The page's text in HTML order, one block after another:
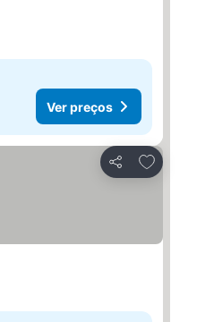
Ver preços
Partilhar
Adicionar